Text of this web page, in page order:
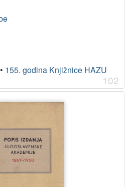
• 155. godina Knjižnice HAZU
102